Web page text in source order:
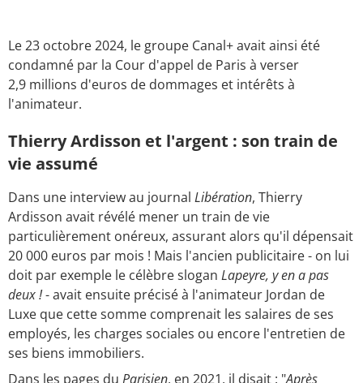
Le 23 octobre 2024, le groupe Canal+ avait ainsi été
condamné par la Cour d'appel de Paris à verser
2,9 millions d'euros de dommages et intérêts à
l'animateur.
Thierry Ardisson et l'argent : son train de
vie assumé
Dans une interview au journal Libération, Thierry
Ardisson avait révélé mener un train de vie
particulièrement onéreux, assurant alors qu'il dépensait
20 000 euros par mois ! Mais l'ancien publicitaire - on lui
doit par exemple le célèbre slogan Lapeyre, y en a pas
deux !- avait ensuite précisé à l'animateur Jordan de
Luxe que cette somme comprenait les salaires de ses
employés, les charges sociales ou encore l'entretien de
ses biens immobiliers.
Dans les pages du Parisien, en 2021, il disait : "Après